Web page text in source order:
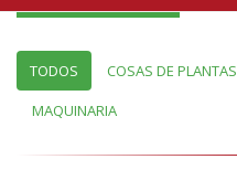
TODOS COSAS DE PLANTAS
MAQUINARIA